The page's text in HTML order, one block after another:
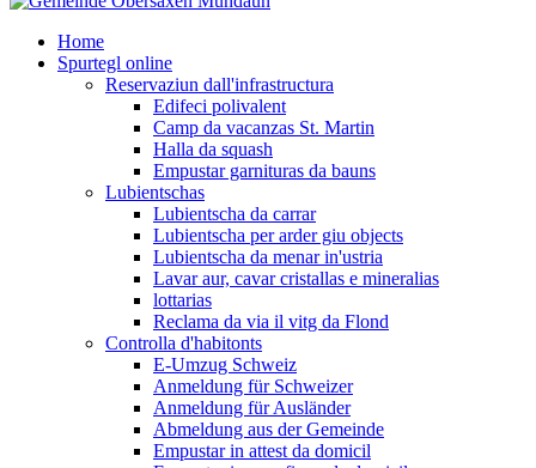
Home
Spurtegl online
Reservaziun dall'infrastructura
Edifeci polivalent
Camp da vacanzas St. Martin
Halla da squash
Empustar garnituras da bauns
Lubientschas
Lubientscha da carrar
Lubientscha per arder giu objects
Lubientscha da menar in'ustria
Lavar aur, cavar cristallas e mineralias
lottarias
Reclama da via il vitg da Flond
Controlla d'habitonts
E-Umzug Schweiz
Anmeldung für Schweizer
Anmeldung für Ausländer
Abmeldung aus der Gemeinde
Empustar in attest da domicil